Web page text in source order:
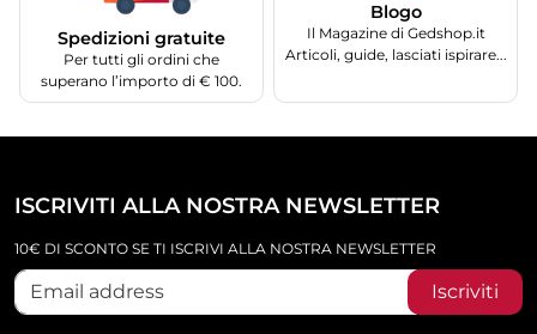
Spedizioni gratuite
Per tutti gli ordini che
superano l’importo di € 100.
Blogo
Il Magazine di Gedshop.it
Articoli, guide, lasciati ispirare...
ISCRIVITI ALLA NOSTRA NEWSLETTER
10€ DI SCONTO SE TI ISCRIVI ALLA NOSTRA NEWSLETTER
Iscriviti